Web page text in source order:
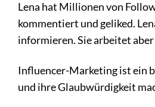
Lena hat Millionen von
kommentiert und geliked.
informieren. Sie arbeitet
Influencer-Marketing ist ein
und ihre Glaubwürdigkeit